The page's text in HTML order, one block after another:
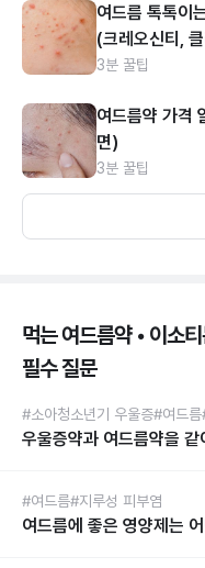
여드름 톡톡이
(크레오신티,
3분 꿀팁
여드름약 가격
면)
3분 꿀팁
먹는 여드름약 • 이소
필수 질문
#소아청소년기 우울증#여드름
우울증약과 여드름약을
#여드름#지루성 피부염
여드름에 좋은 영양제는